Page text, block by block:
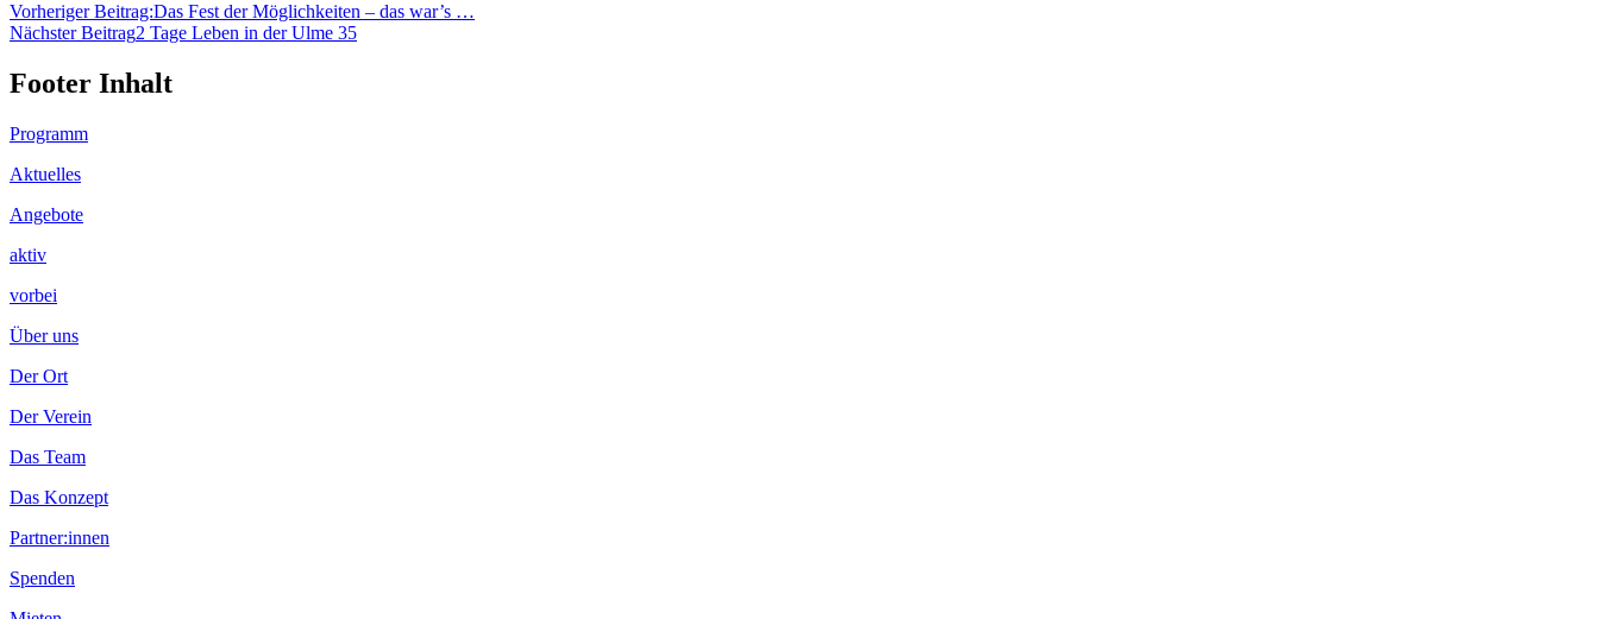
Vorheriger Beitrag:Das Fest der Möglichkeiten – das war’s …
Nächster Beitrag2 Tage Leben in der Ulme 35
Footer Inhalt
Programm
Aktuelles
Angebote
aktiv
vorbei
Über uns
Der Ort
Der Verein
Das Team
Das Konzept
Partner:innen
Spenden